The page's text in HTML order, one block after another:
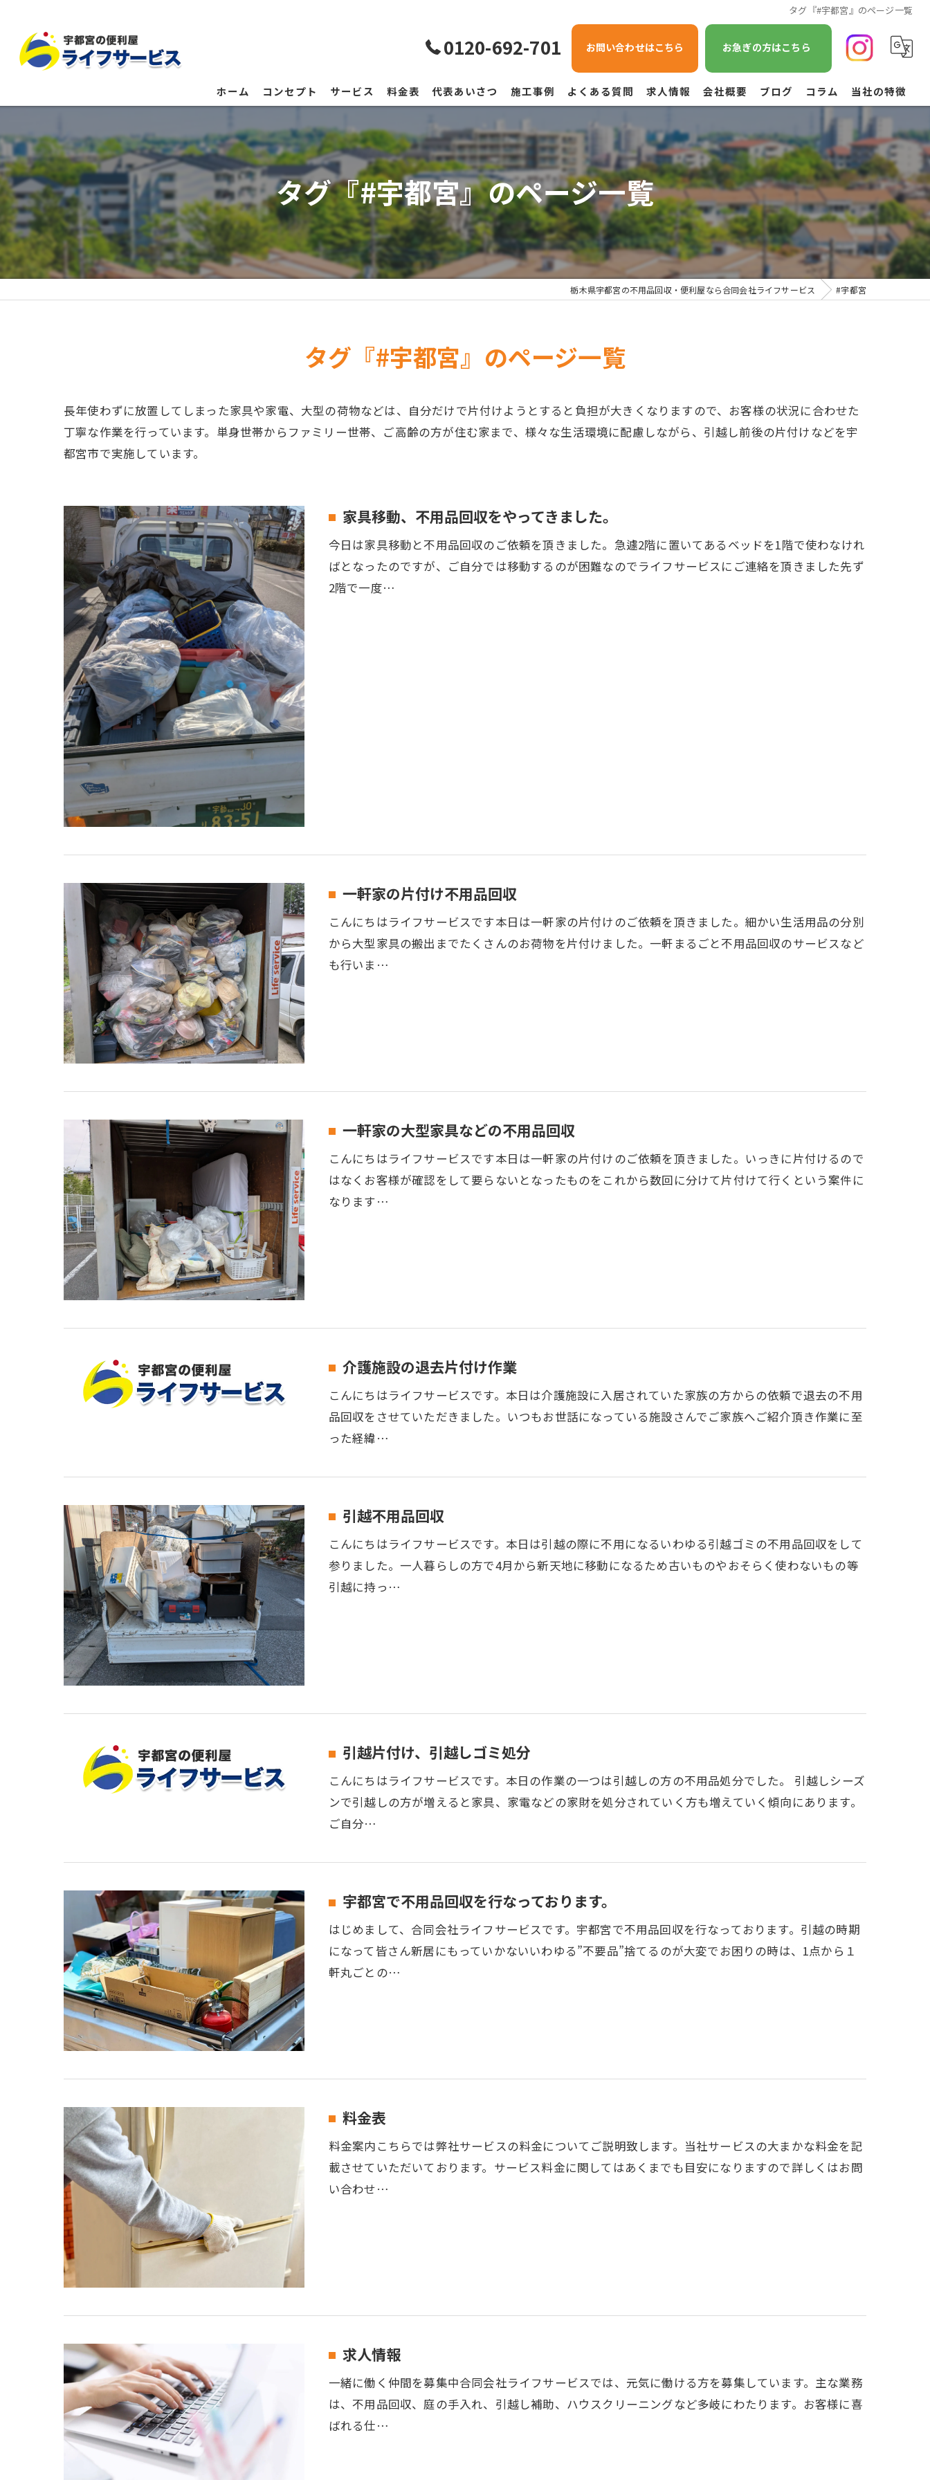
タグ『#宇都宮』のページ一覧
0120-692-701 お問い合わせはこちら お急ぎの方はこちら
ホーム コンセプト サービス 料金表 代表あいさつ 施工事例 よくある質問 求人情報 会社概要 ブログ コラム 当社の特徴
遺品整理
不用品回収
草刈り
引越し
空き家管理
タグ『#宇都宮』のページ一覧
栃木県宇都宮の不用品回収・便利屋なら合同会社ライフサービス #宇都宮
タグ『#宇都宮』のページ一覧
長年使わずに放置してしまった家具や家電、大型の荷物などは、自分だけで片付けようとすると負担が大きくなりますので、お客様の状況に合わせた
丁寧な作業を行っています。単身世帯からファミリー世帯、ご高齢の方が住む家まで、様々な生活環境に配慮しながら、引越し前後の片付けなどを宇
都宮市で実施しています。
家具移動、不用品回収をやってきました。
今日は家具移動と不用品回収のご依頼を頂きました。急遽2階に置いてあるベッドを1階で使わなけれ
ばとなったのですが、ご自分では移動するのが困難なのでライフサービスにご連絡を頂きました先ず
2階で一度…
一軒家の片付け不用品回収
こんにちはライフサービスです本日は一軒家の片付けのご依頼を頂きました。細かい生活用品の分別
から大型家具の搬出までたくさんのお荷物を片付けました。一軒まるごと不用品回収のサービスなど
も行いま…
一軒家の大型家具などの不用品回収
こんにちはライフサービスです本日は一軒家の片付けのご依頼を頂きました。いっきに片付けるので
はなくお客様が確認をして要らないとなったものをこれから数回に分けて片付けて行くという案件に
なります…
介護施設の退去片付け作業
こんにちはライフサービスです。本日は介護施設に入居されていた家族の方からの依頼で退去の不用
品回収をさせていただきました。いつもお世話になっている施設さんでご家族へご紹介頂き作業に至
った経緯…
引越不用品回収
こんにちはライフサービスです。本日は引越の際に不用になるいわゆる引越ゴミの不用品回収をして
参りました。一人暮らしの方で4月から新天地に移動になるため古いものやおそらく使わないもの等
引越に持っ…
引越片付け、引越しゴミ処分
こんにちはライフサービスです。本日の作業の一つは引越しの方の不用品処分でした。 引越しシーズ
ンで引越しの方が増えると家具、家電などの家財を処分されていく方も増えていく傾向にあります。
ご自分…
宇都宮で不用品回収を行なっております。
はじめまして、合同会社ライフサービスです。宇都宮で不用品回収を行なっております。引越の時期
になって皆さん新居にもっていかないいわゆる”不要品”捨てるのが大変でお困りの時は、1点から１
軒丸ごとの…
料金表
料金案内こちらでは弊社サービスの料金についてご説明致します。当社サービスの大まかな料金を記
載させていただいております。サービス料金に関してはあくまでも目安になりますので詳しくはお問
い合わせ…
求人情報
一緒に働く仲間を募集中合同会社ライフサービスでは、元気に働ける方を募集しています。主な業務
は、不用品回収、庭の手入れ、引越し補助、ハウスクリーニングなど多岐にわたります。お客様に喜
ばれる仕…